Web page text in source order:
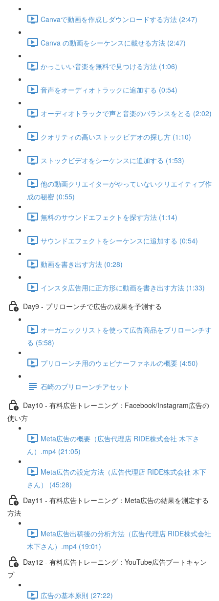
Canvaで動画を作成しダウンロードする方法 (2:47)
Canva の動画をシーケンスに載せる方法 (2:47)
かっこいい音楽を無料で見つける方法 (1:06)
音声をオーディオトラックに追加する (0:54)
オーディオトラックで声と音楽のバランスをとる (2:02)
クオリティの高いストックビデオの探し方 (1:10)
ストックビデオをシーケンスに追加する (1:53)
他の動画クリエイターがやっていないクリエイティブ作
成の秘密 (0:55)
無料のサウンドエフェクトを探す方法 (1:14)
サウンドエフェクトをシーケンスに追加する (0:54)
動画を書き出す方法 (0:28)
インスタ広告用に正方形に動画を書き出す方法 (1:33)
Day9 - プリローンチで広告の成果を予測する
オーガニックリストを使って広告商品をプリローンチす
る (5:58)
プリローンチ用のウェビナーファネルの概要 (4:50)
石崎のプリローンチアセット
Day10 - 有料広告トレーニング：Facebook/Instagram広告の
使い方
Meta広告の概要（広告代理店 RIDE株式会社 木下さ
ん）.mp4 (21:05)
Meta広告の設定方法（広告代理店 RIDE株式会社 木下
さん） (45:28)
Day11 - 有料広告トレーニング：Meta広告の結果を測定する
方法
Meta広告出稿後の分析方法（広告代理店 RIDE株式会社
木下さん）.mp4 (19:01)
Day12 - 有料広告トレーニング：YouTube広告ブートキャン
プ
広告の基本原則 (27:22)